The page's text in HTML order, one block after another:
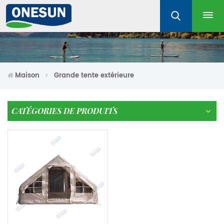
Maison Grande tente extérieure
CATÉGORIES DE PRODUITS